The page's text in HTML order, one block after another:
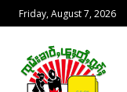
Friday, August 7, 2026